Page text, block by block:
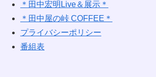
＊田中宏明Live＆展示＊
＊田中屋の峠 COFFEE＊
プライバシーポリシー
番組表